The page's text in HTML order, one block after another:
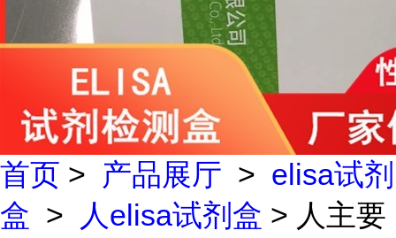
首页 > 产品展厅 > elisa试剂
盒 > 人elisa试剂盒 > 人主要